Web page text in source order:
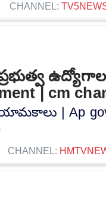
CHANNEL:
| cm
| Ap
CHANNEL: